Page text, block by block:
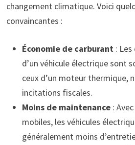
changement climatique. Voici
convaincantes :
Économie de carburant: Les
d’un véhicule électrique sont
ceux d’un moteur thermique,
incitations fiscales.
Moins de maintenance:
mobiles, les véhicules
généralement moins